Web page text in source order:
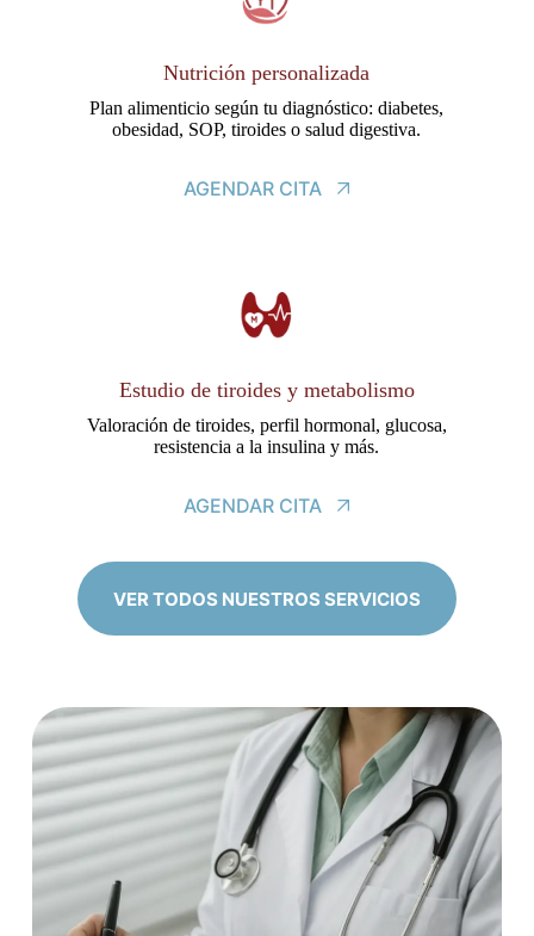
Nutrición personalizada
Plan alimenticio según tu diagnóstico: diabetes,
obesidad, SOP, tiroides o salud digestiva.
AGENDAR CITA
Estudio de tiroides y metabolismo
Valoración de tiroides, perfil hormonal, glucosa,
resistencia a la insulina y más.
AGENDAR CITA
VER TODOS NUESTROS SERVICIOS